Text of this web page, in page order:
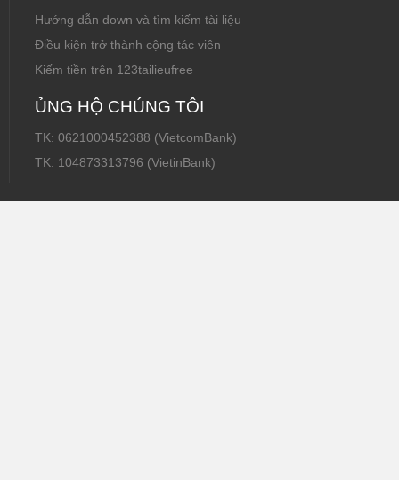
Hướng dẫn down và tìm kiếm tài liệu
Điều kiện trở thành cộng tác viên
Kiếm tiền trên 123tailieufree
ỦNG HỘ CHÚNG TÔI
TK: 0621000452388 (VietcomBank)
TK: 104873313796 (VietinBank)